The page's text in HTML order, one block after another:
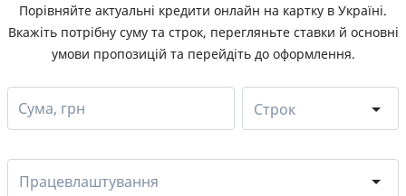
Порівняйте актуальні кредити онлайн на картку в Україні.
Вкажіть потрібну суму та строк, перегляньте ставки й основні
умови пропозицій та перейдіть до оформлення.
Сума, грн Строк
Працевлаштування